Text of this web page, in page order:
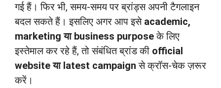
गई हैं। फिर भी, समय-समय पर ब्रांड्स अपनी टैगलाइन
बदल सकते हैं। इसलिए अगर आप इसे academic,
marketing या business purposeके लिए
इस्तेमाल कर रहे हैं, तो संबंधित ब्रांड की official
website या latest campaign से क्रॉस-चेक ज़रूर
करें।